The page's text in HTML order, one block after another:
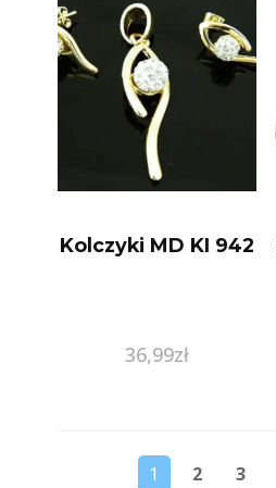
Kolczyki MD KI 942
36,99zł
1 2 3